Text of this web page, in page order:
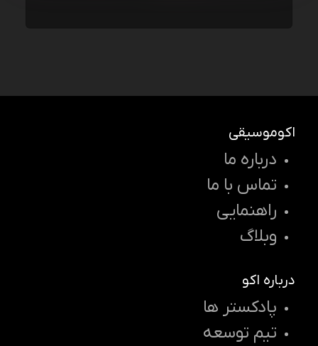
اکوموسیقی
درباره ما
تماس با ما
راهنمایی
وبلاگ
درباره اکو
پادکستر ها
تیم توسعه